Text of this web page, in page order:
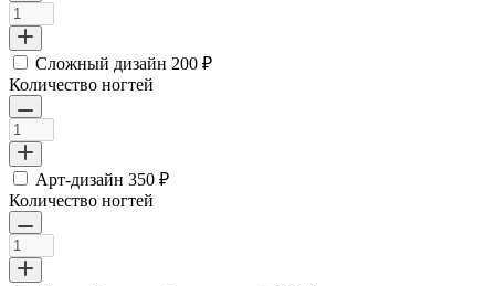
Сложный дизайн 200 ₽
Количество ногтей
Арт-дизайн 350 ₽
Количество ногтей